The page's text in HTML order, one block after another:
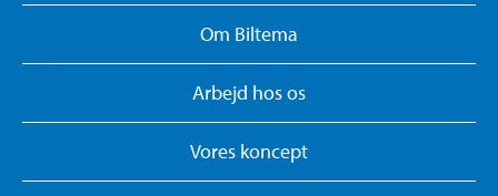
Om Biltema
Arbejd hos os
Vores koncept